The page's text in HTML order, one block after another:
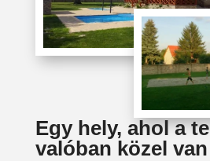
Egy hely, ahol a
valóban közel van